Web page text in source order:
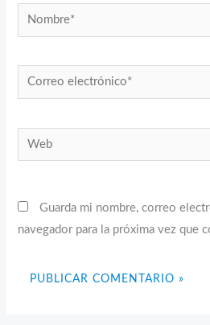
Nombre*
Correo
electrónico*
Web
Guarda mi nombre, correo
navegador para la próxima vez que